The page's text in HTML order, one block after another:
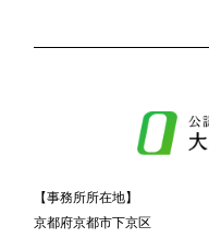
【事務所所在地】
京都府京都市下京区